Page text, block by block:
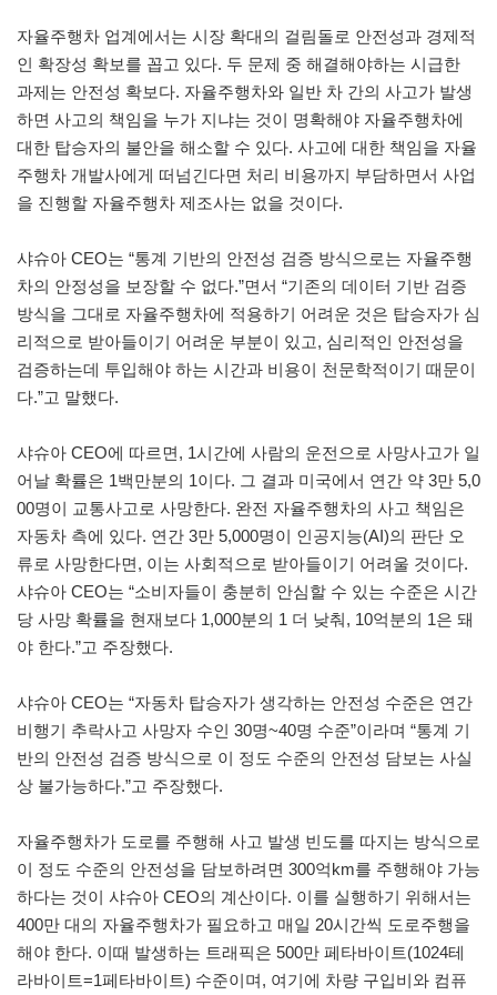
자율주행차 업계에서는 시장 확대의 걸림돌로 안전성과 경제적
인 확장성 확보를 꼽고 있다. 두 문제 중 해결해야하는 시급한
과제는 안전성 확보다. 자율주행차와 일반 차 간의 사고가 발생
하면 사고의 책임을 누가 지냐는 것이 명확해야 자율주행차에
대한 탑승자의 불안을 해소할 수 있다. 사고에 대한 책임을 자율
주행차 개발사에게 떠넘긴다면 처리 비용까지 부담하면서 사업
을 진행할 자율주행차 제조사는 없을 것이다.
샤슈아 CEO는 “통계 기반의 안전성 검증 방식으로는 자율주행
차의 안정성을 보장할 수 없다.”면서 “기존의 데이터 기반 검증
방식을 그대로 자율주행차에 적용하기 어려운 것은 탑승자가 심
리적으로 받아들이기 어려운 부분이 있고, 심리적인 안전성을
검증하는데 투입해야 하는 시간과 비용이 천문학적이기 때문이
다.”고 말했다.
샤슈아 CEO에 따르면, 1시간에 사람의 운전으로 사망사고가 일
어날 확률은 1백만분의 1이다. 그 결과 미국에서 연간 약 3만 5,0
00명이 교통사고로 사망한다. 완전 자율주행차의 사고 책임은
자동차 측에 있다. 연간 3만 5,000명이 인공지능(AI)의 판단 오
류로 사망한다면, 이는 사회적으로 받아들이기 어려울 것이다.
샤슈아 CEO는 “소비자들이 충분히 안심할 수 있는 수준은 시간
당 사망 확률을 현재보다 1,000분의 1 더 낮춰, 10억분의 1은 돼
야 한다.”고 주장했다.
샤슈아 CEO는 “자동차 탑승자가 생각하는 안전성 수준은 연간
비행기 추락사고 사망자 수인 30명~40명 수준”이라며 “통계 기
반의 안전성 검증 방식으로 이 정도 수준의 안전성 담보는 사실
상 불가능하다.”고 주장했다.
자율주행차가 도로를 주행해 사고 발생 빈도를 따지는 방식으로
이 정도 수준의 안전성을 담보하려면 300억km를 주행해야 가능
하다는 것이 샤슈아 CEO의 계산이다. 이를 실행하기 위해서는
400만 대의 자율주행차가 필요하고 매일 20시간씩 도로주행을
해야 한다. 이때 발생하는 트래픽은 500만 페타바이트(1024테
라바이트=1페타바이트) 수준이며, 여기에 차량 구입비와 컴퓨